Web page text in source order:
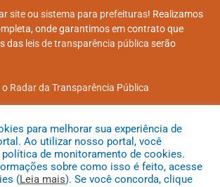
siteou sistema para prefeituras! Realizamos
onde garantimos em contrato que
das leis de transparência pública serão
o Radar da Transparência Pública
reservados a Prefeitura Municipal de Coroatá
para melhorar sua experiência de
Ao utilizar nosso portal, você
de monitoramento de cookies.
sobre como isso é feito, acesse
(Leia mais). Se você concorda, clique